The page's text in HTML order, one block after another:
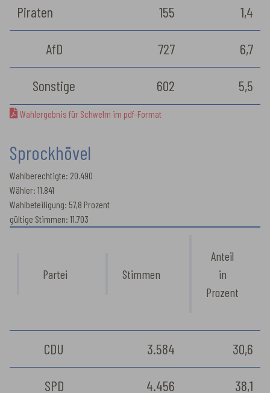
Piraten 155 1,4
AfD 727 6,7
Sonstige 602 5,5
Wahlergebnis für Schwelm im pdf-Format
Sprockhövel
Wahlberechtigte: 20.490
Wähler: 11.841
Wahlbeteiligung: 57,8 Prozent
gültige Stimmen: 11.703
Partei Stimmen
Anteil
in
Prozent
CDU 3.584 30,6
SPD 4.456 38,1